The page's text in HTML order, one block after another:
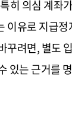
히 의심 계좌
이유로 지급
꾸려면, 별도
있는 근거를